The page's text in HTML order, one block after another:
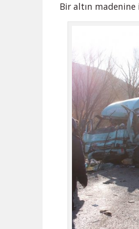
Bir altın madenine